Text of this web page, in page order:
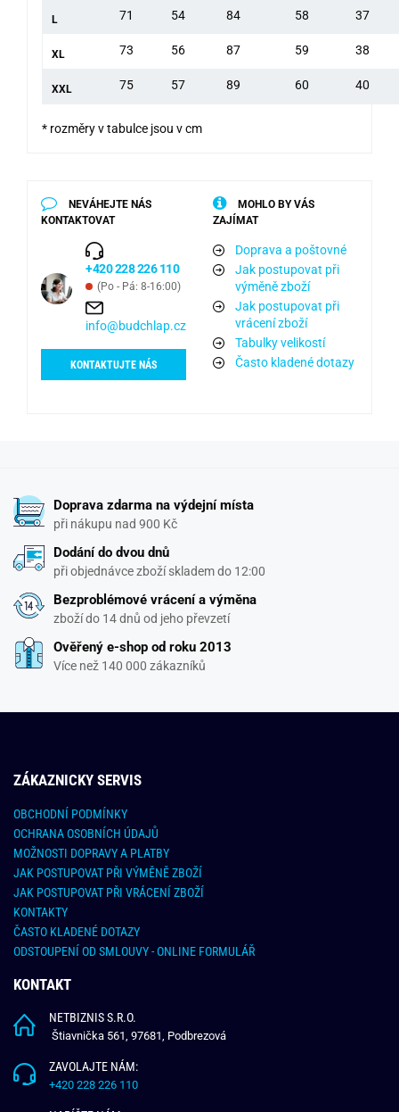
L 71 54 84 58 37
XL 73 56 87 59 38
XXL 75 57 89 60 40
* rozměry v tabulce jsou v cm
NEVÁHEJTE NÁS
KONTAKTOVAT
+420 228 226 110
(Po - Pá: 8-16:00)
info@budchlap.cz
KONTAKTUJTE NÁS
MOHLO BY VÁS
ZAJÍMAT
Doprava a poštovné
Jak postupovat při
výměně zboží
Jak postupovat při
vrácení zboží
Tabulky velikostí
Často kladené dotazy
Doprava zdarma na výdejní místa
při nákupu nad 900 Kč
Dodání do dvou dnů
při objednávce zboží skladem do 12:00
Bezproblémové vrácení a výměna
zboží do 14 dnů od jeho převzetí
Ověřený e-shop od roku 2013
Více než 140 000 zákazníků
ZÁKAZNICKY SERVIS
OBCHODNÍ PODMÍNKY
OCHRANA OSOBNÍCH ÚDAJŮ
MOŽNOSTI DOPRAVY A PLATBY
JAK POSTUPOVAT PŘI VÝMĚNĚ ZBOŽÍ
JAK POSTUPOVAT PŘI VRÁCENÍ ZBOŽÍ
KONTAKTY
ČASTO KLADENÉ DOTAZY
ODSTOUPENÍ OD SMLOUVY - ONLINE FORMULÁŘ
KONTAKT
NETBIZNIS S.R.O.
Štiavnička 561, 97681, Podbrezová
ZAVOLAJTE NÁM:
+420 228 226 110